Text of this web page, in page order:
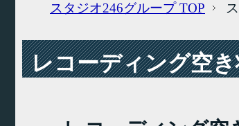
スタジオ246グループTOP
レコーディング空